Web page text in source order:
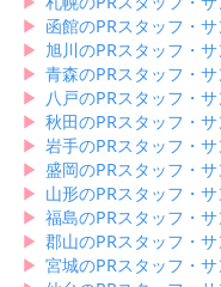
▶︎ 函館のPRスタッフ・
▶︎ 旭川のPRスタッフ・
▶︎ 青森のPRスタッフ・
▶︎ 八戸のPRスタッフ・
▶︎ 秋田のPRスタッフ・
▶︎ 岩手のPRスタッフ・
▶︎ 盛岡のPRスタッフ・
▶︎ 山形のPRスタッフ・
▶︎ 福島のPRスタッフ・
▶︎ 郡山のPRスタッフ・
▶︎ 宮城のPRスタッフ・